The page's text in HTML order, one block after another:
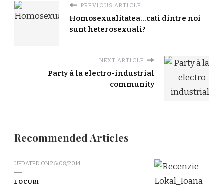
PREVIOUS ARTICLE
Homosexualitatea...cati dintre noi
sunt heterosexuali?
NEXT ARTICLE
Party à la electro-industrial
community
Recommended Articles
UPDATED ON26/08/2014
LOCURI